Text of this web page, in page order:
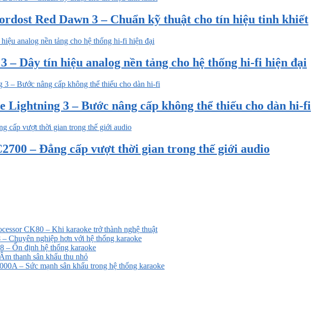
Red Dawn 3 – Chuẩn kỹ thuật cho tín hiệu tinh khiết
– Dây tín hiệu analog nền tảng cho hệ thống hi-fi hiện đại
Lightning 3 – Bước nâng cấp không thể thiếu cho dàn hi-fi
– Đẳng cấp vượt thời gian trong thế giới audio
CK80 – Khi karaoke trở thành nghệ thuật
Chuyên nghiệp hơn với hệ thống karaoke
– Ổn định hệ thống karaoke
thanh sân khấu thu nhỏ
– Sức mạnh sân khấu trong hệ thống karaoke